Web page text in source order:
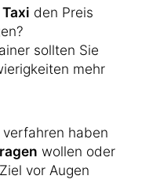
Taxi den Preis
sollten Sie
mehr
haben
wollen oder
vor Augen